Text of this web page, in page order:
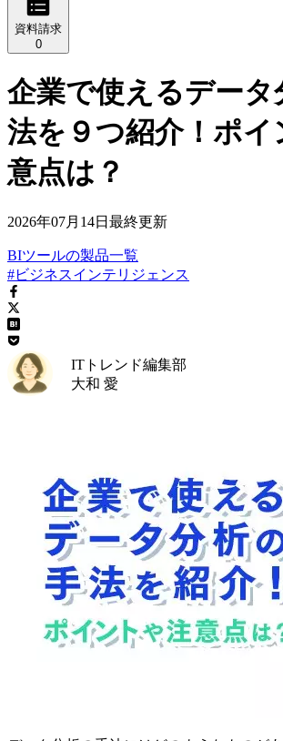
資料請求
0
企業で使えるデータ
法を９つ紹介！ポイ
意点は？
2026年07月14日 最終更新
BIツールの製品一覧
#ビジネスインテリジェンス
ITトレンド編集部
大和 愛